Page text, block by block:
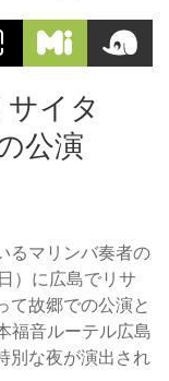
イタ
公演
るマリンバ奏者の
）に広島でリサ
て故郷での公演と
福音ルーテル広島
別な夜が演出され